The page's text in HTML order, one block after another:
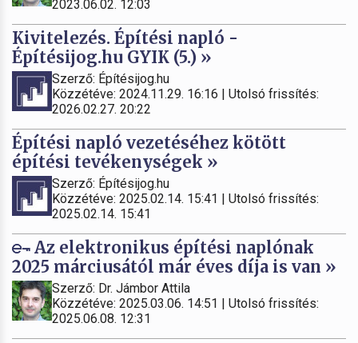
2023.06.02. 12:03
Kivitelezés. Építési napló -
Építésijog.hu GYIK (5.) »
Szerző: Építésijog.hu
Közzétéve: 2024.11.29. 16:16 | Utolsó frissítés:
2026.02.27. 20:22
Építési napló vezetéséhez kötött
építési tevékenységek »
Szerző: Építésijog.hu
Közzétéve: 2025.02.14. 15:41 | Utolsó frissítés:
2025.02.14. 15:41
Az elektronikus építési naplónak
2025 márciusától már éves díja is van »
Szerző: Dr. Jámbor Attila
Közzétéve: 2025.03.06. 14:51 | Utolsó frissítés:
2025.06.08. 12:31